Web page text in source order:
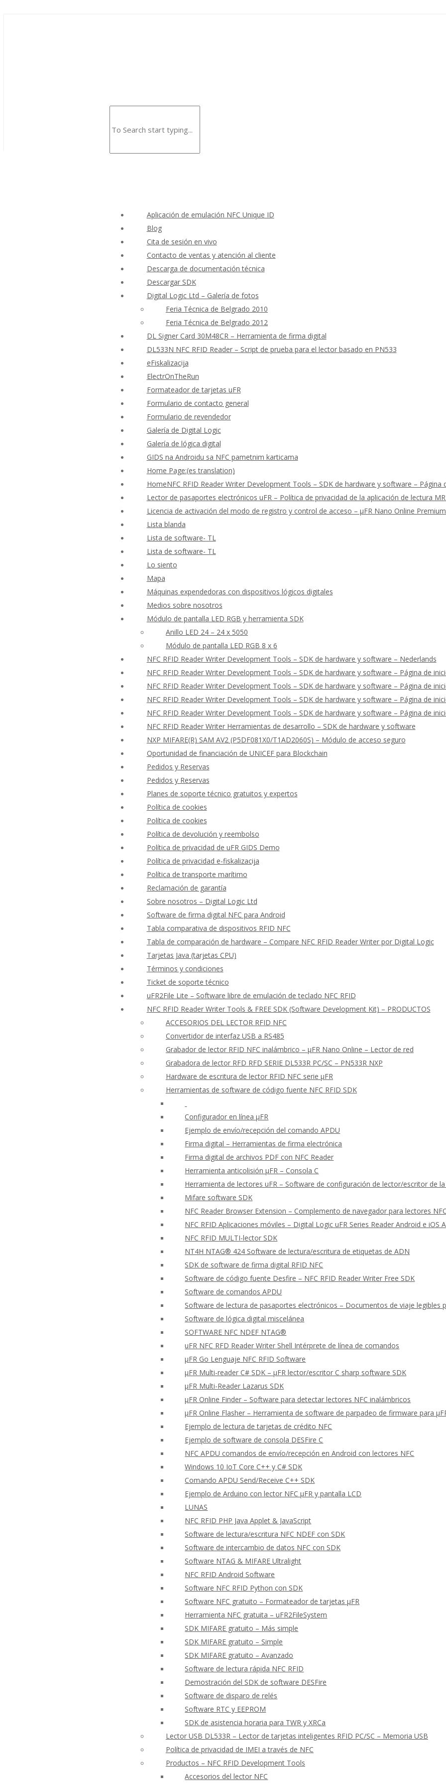
Aplicación de emulación NFC Unique ID
Blog
Cita de sesión en vivo
Contacto de ventas y atención al cliente
Descarga de documentación técnica
Descargar SDK
Digital Logic Ltd – Galería de fotos
Feria Técnica de Belgrado 2010
Feria Técnica de Belgrado 2012
DL Signer Card 30M48CR – Herramienta de firma digital
DL533N NFC RFID Reader – Script de prueba para el lector basado en PN533
eFiskalizacija
ElectrOnTheRun
Formateador de tarjetas uFR
Formulario de contacto general
Formulario de revendedor
Galería de Digital Logic
Galería de lógica digital
GIDS na Androidu sa NFC pametnim karticama
Home Page:(es translation)
HomeNFC RFID Reader Writer Development Tools – SDK de hardware y software – Página
Lector de pasaportes electrónicos uFR – Política de privacidad de la aplicación de lectura
Licencia de activación del modo de registro y control de acceso – μFR Nano Online
Lista blanda
Lista de software- TL
Lista de software- TL
Lo siento
Mapa
Máquinas expendedoras con dispositivos lógicos digitales
Medios sobre nosotros
Módulo de pantalla LED RGB y herramienta SDK
Anillo LED 24 – 24 x 5050
Módulo de pantalla LED RGB 8 x 6
NFC RFID Reader Writer Development Tools – SDK de hardware y software – Nederlands
NFC RFID Reader Writer Development Tools – SDK de hardware y software – Página de
NFC RFID Reader Writer Development Tools – SDK de hardware y software – Página de
NFC RFID Reader Writer Development Tools – SDK de hardware y software – Página de
NFC RFID Reader Writer Development Tools – SDK de hardware y software – Página de
NFC RFID Reader Writer Herramientas de desarrollo – SDK de hardware y software
NXP MIFARE(R) SAM AV2 (P5DF081X0/T1AD2060S) – Módulo de acceso seguro
Oportunidad de financiación de UNICEF para Blockchain
Pedidos y Reservas
Pedidos y Reservas
Planes de soporte técnico gratuitos y expertos
Política de cookies
Política de cookies
Política de devolución y reembolso
Política de privacidad de uFR GIDS Demo
Política de privacidad e-fiskalizacija
Política de transporte marítimo
Reclamación de garantía
Sobre nosotros – Digital Logic Ltd
Software de firma digital NFC para Android
Tabla comparativa de dispositivos RFID NFC
Tabla de comparación de hardware – Compare NFC RFID Reader Writer por Digital Logic
Tarjetas Java (tarjetas CPU)
Términos y condiciones
Ticket de soporte técnico
uFR2File Lite – Software libre de emulación de teclado NFC RFID
NFC RFID Reader Writer Tools & FREE SDK (Software Development Kit) – PRODUCTOS
ACCESORIOS DEL LECTOR RFID NFC
Convertidor de interfaz USB a RS485
Grabador de lector RFID NFC inalámbrico – μFR Nano Online – Lector de red
Grabadora de lector RFD RFD SERIE DL533R PC/SC – PN533R NXP
Hardware de escritura de lector RFID NFC serie μFR
Herramientas de software de código fuente NFC RFID SDK
Configurador en línea μFR
Ejemplo de envío/recepción del comando APDU
Firma digital – Herramientas de firma electrónica
Firma digital de archivos PDF con NFC Reader
Herramienta anticolisión μFR – Consola C
Herramienta de lectores uFR – Software de configuración de lector/escritor de la
Mifare software SDK
NFC Reader Browser Extension – Complemento de navegador para lectores
NFC RFID Aplicaciones móviles – Digital Logic uFR Series Reader Android e iOS
NFC RFID MULTI-lector SDK
NT4H NTAG® 424 Software de lectura/escritura de etiquetas de ADN
SDK de software de firma digital RFID NFC
Software de código fuente Desfire – NFC RFID Reader Writer Free SDK
Software de comandos APDU
Software de lectura de pasaportes electrónicos – Documentos de viaje legibles
Software de lógica digital miscelánea
SOFTWARE NFC NDEF NTAG®
uFR NFC RFD Reader Writer Shell Intérprete de línea de comandos
μFR Go Lenguaje NFC RFID Software
μFR Multi-reader C# SDK – μFR lector/escritor C sharp software SDK
μFR Multi-Reader Lazarus SDK
μFR Online Finder – Software para detectar lectores NFC inalámbricos
μFR Online Flasher – Herramienta de software de parpadeo de firmware para
Ejemplo de lectura de tarjetas de crédito NFC
Ejemplo de software de consola DESFire C
NFC APDU comandos de envío/recepción en Android con lectores NFC
Windows 10 IoT Core C++ y C# SDK
Comando APDU Send/Receive C++ SDK
Ejemplo de Arduino con lector NFC μFR y pantalla LCD
LUNAS
NFC RFID PHP Java Applet & JavaScript
Software de lectura/escritura NFC NDEF con SDK
Software de intercambio de datos NFC con SDK
Software NTAG & MIFARE Ultralight
NFC RFID Android Software
Software NFC RFID Python con SDK
Software NFC gratuito – Formateador de tarjetas μFR
Herramienta NFC gratuita – uFR2FileSystem
SDK MIFARE gratuito – Más simple
SDK MIFARE gratuito – Simple
SDK MIFARE gratuito – Avanzado
Software de lectura rápida NFC RFID
Demostración del SDK de software DESFire
Software de disparo de relés
Software RTC y EEPROM
SDK de asistencia horaria para TWR y XRCa
Lector USB DL533R – Lector de tarjetas inteligentes RFID PC/SC – Memoria USB
Política de privacidad de IMEI a través de NFC
Productos – NFC RFID Development Tools
Accesorios del lector NFC